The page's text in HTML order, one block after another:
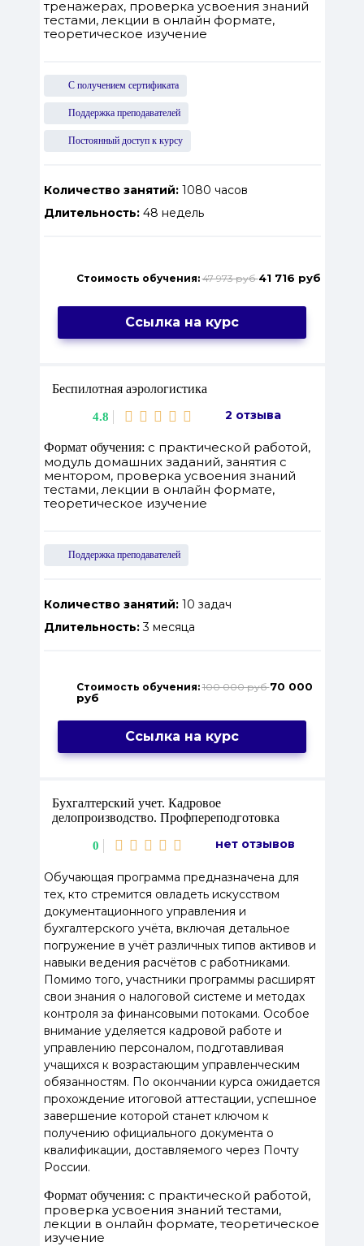
тренажерах, проверка усвоения знаний
тестами, лекции в онлайн формате,
теоретическое изучение
С получением сертификата
Поддержка преподавателей
Постоянный доступ к курсу
Количество занятий:1080 часов
Длительность:48 недель
Стоимость обучения: 47 973 руб41 716 руб
Ссылка на курс
Беспилотная аэрологистика
4.8 2 отзыва
Формат обучения: с практической работой,
модуль домашних заданий, занятия с
ментором, проверка усвоения знаний
тестами, лекции в онлайн формате,
теоретическое изучение
Поддержка преподавателей
Количество занятий:10 задач
Длительность:3 месяца
Стоимость обучения: 100 000 руб70 000
руб
Ссылка на курс
Бухгалтерский учет. Кадровое
делопроизводство. Профпереподготовка
0 нет отзывов
Обучающая программа предназначена для
тех, кто стремится овладеть искусством
документационного управления и
бухгалтерского учёта, включая детальное
погружение в учёт различных типов активов и
навыки ведения расчётов с работниками.
Помимо того, участники программы расширят
свои знания о налоговой системе и методах
контроля за финансовыми потоками. Особое
внимание уделяется кадровой работе и
управлению персоналом, подготавливая
учащихся к возрастающим управленческим
обязанностям. По окончании курса ожидается
прохождение итоговой аттестации, успешное
завершение которой станет ключом к
получению официального документа о
квалификации, доставляемого через Почту
России.
Формат обучения: с практической работой,
проверка усвоения знаний тестами,
лекции в онлайн формате, теоретическое
изучение